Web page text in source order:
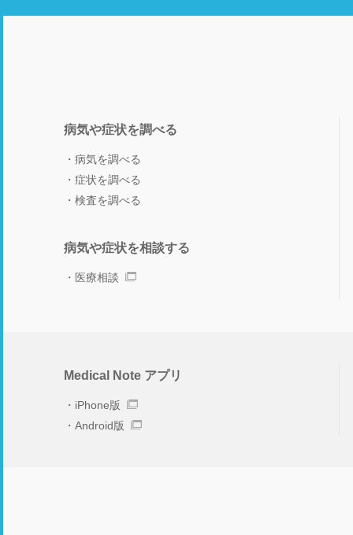
病気や症状を調べる
病気を調べる
症状を調べる
検査を調べる
病気や症状を相談する
医療相談
Medical Note アプリ
iPhone版
Android版